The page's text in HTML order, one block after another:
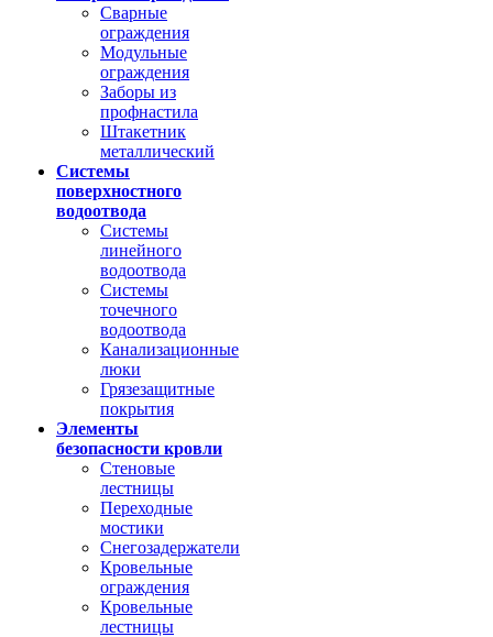
Сварные
ограждения
Модульные
ограждения
Заборы из
профнастила
Штакетник
металлический
Системы
поверхностного
водоотвода
Системы
линейного
водоотвода
Системы
точечного
водоотвода
Канализационные
люки
Грязезащитные
покрытия
Элементы
безопасности кровли
Стеновые
лестницы
Переходные
мостики
Снегозадержатели
Кровельные
ограждения
Кровельные
лестницы